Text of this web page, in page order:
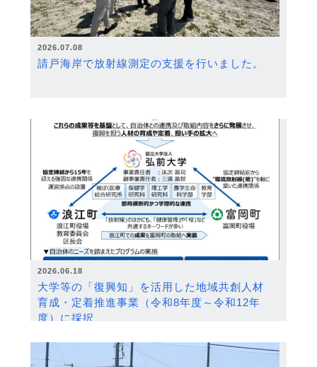
2026.07.08
請戸海岸で放射線測定の支援を行いました。
2026.06.18
大学等の「復興知」を活用した地域共創人材
育成・定着推進事業（令和8年度～令和12年
度）に採択